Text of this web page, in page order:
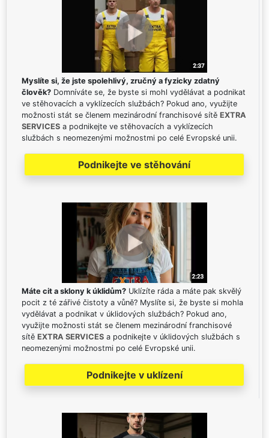
Myslíte si, že jste spolehlivý, zručný a fyzicky zdatný
člověk? Domníváte se, že byste si mohl vydělávat a podnikat
ve stěhovacích a vyklízecích službách? Pokud ano, využijte
možnosti stát se členem mezinárodní franchisové sítě EXTRA
SERVICES a podnikejte ve stěhovacích a vyklízecích
službách s neomezenými možnostmi po celé Evropské unii.
Podnikejte ve stěhování
Máte cit a sklony k úklidům? Uklízíte ráda a máte pak skvělý
pocit z té zářivé čistoty a vůně? Myslíte si, že byste si mohla
vydělávat a podnikat v úklidových službách? Pokud ano,
využijte možnosti stát se členem mezinárodní franchisové
sítě EXTRA SERVICES a podnikejte v úklidových službách s
neomezenými možnostmi po celé Evropské unii.
Podnikejte v uklízení